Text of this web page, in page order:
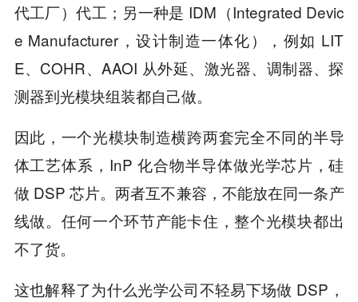
代工厂）代工；另一种是 IDM（Integrated Devic
e Manufacturer，设计制造一体化），例如 LIT
E、COHR、AAOI 从外延、激光器、调制器、探
测器到光模块组装都自己做。
因此，一个光模块制造横跨两套完全不同的半导
体工艺体系，InP 化合物半导体做光学芯片，硅
做 DSP 芯片。两者互不兼容，不能放在同一条产
线做。任何一个环节产能卡住，整个光模块都出
不了货。
这也解释了为什么光学公司不轻易下场做 DSP，